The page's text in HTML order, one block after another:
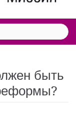
быть